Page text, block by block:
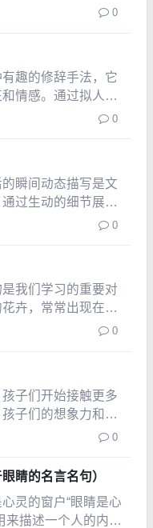
0
趣的修辞手法，它
情感。通过拟人
思想和情感。在二
0
瞬间动态描写是文
过生动的细节展现
种描写不仅能够让
0
我们学习的重要对
卉，常常出现在我
习如何为菊花写一
菊
0
子们开始接触更多
子们的想象力和创
有趣味的句子表达
鲜的句子摘抄，展
句子春天来了，花
0
睛的名言名句）
灵的窗户“眼睛是心
来描述一个人的内在